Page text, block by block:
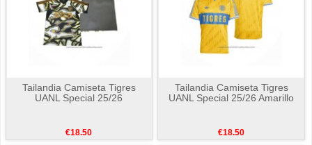
Tailandia Camiseta Tigres
UANL Special 25/26
€18.50
Tailandia Camiseta Tigres
UANL Special 25/26 Amarillo
€18.50